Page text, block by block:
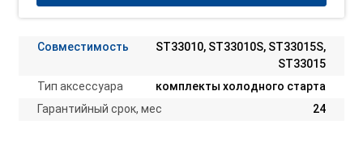
Совместимость
ST33010, ST33010S, ST33015S,
ST33015
Тип аксессуара
комплекты холодного старта
Гарантийный срок, мес
24